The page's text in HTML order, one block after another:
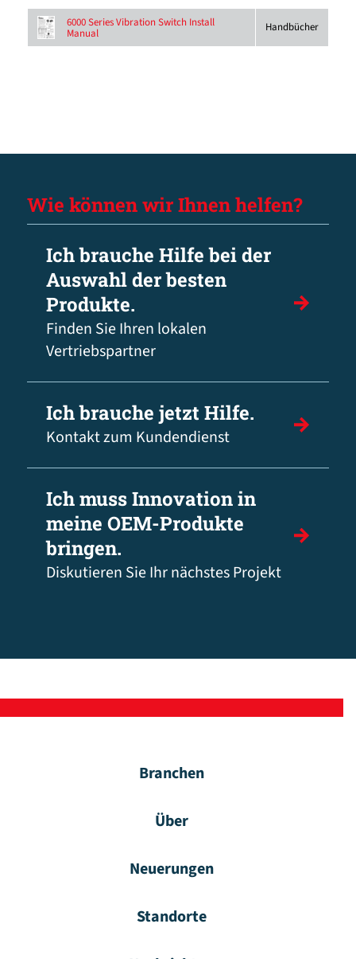
6000 Series Vibration Switch Install
Manual Handbücher
Wie können wir Ihnen helfen?
Ich brauche Hilfe bei der
Auswahl der besten
Produkte.
Finden Sie Ihren lokalen
Vertriebspartner
Ich brauche jetzt Hilfe.
Kontakt zum Kundendienst
Ich muss Innovation in
meine OEM-Produkte
bringen.
Diskutieren Sie Ihr nächstes Projekt
Branchen
Über
Neuerungen
Standorte